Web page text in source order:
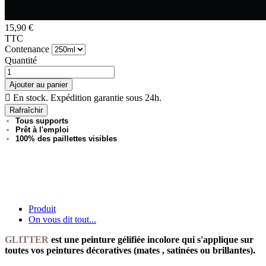
15,90 €
TTC
Contenance
Quantité
Ajouter au panier
 En stock. Expédition garantie sous 24h.
Tous supports
Prêt à l'emploi
100% des paillettes visibles
Produit
On vous dit tout...
GLITTER est une peinture gélifiée incolore qui s'applique sur
toutes vos peintures décoratives (mates , satinées ou brillantes).